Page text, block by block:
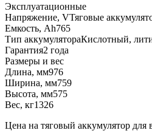
Эксплуатационные
Напряжение, VТяговые
Емкость, Ah765
Тип аккумулятораКислотный,
Гарантия2 года
Размеры и вес
Длина, мм976
Ширина, мм759
Высота, мм575
Вес, кг1326
Цена на тяговый аккумулятор для